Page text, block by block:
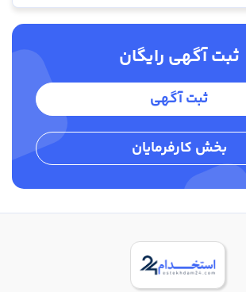
ثبت آگهی رایگان
ثبت آگهی
بخش کارفرمایان